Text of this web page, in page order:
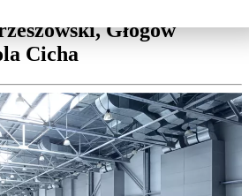
Głogów
Cicha